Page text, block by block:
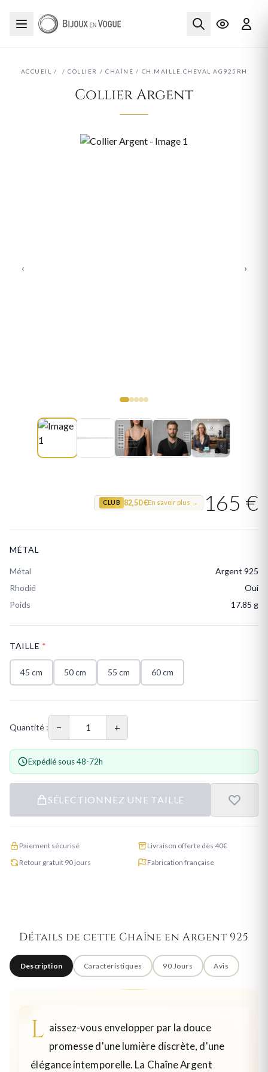
ACCUEIL / / COLLIER / CHAÎNE / CH.MAILLE.CHEVAL AG925RH
Collier Argent
‹ ›
CLUB 82,50 €En savoir plus → 165 €
MÉTAL
Métal
Argent 925
Rhodié
Oui
Poids
17.85 g
TAILLE *
45 cm 50 cm 55 cm 60 cm
Quantité : − +
Expédié sous 48-72h
SÉLECTIONNEZ UNE TAILLE
Paiement sécurisé
Livraison offerte dès 40€
Retour gratuit 90 jours
Fabrication française
Détails de cette Chaîne en Argent 925
Description Caractéristiques 90 Jours Avis
L aissez-vous envelopper par la douce
promesse d'une lumière discrète, d'une
élégance intemporelle. La Chaîne Argent